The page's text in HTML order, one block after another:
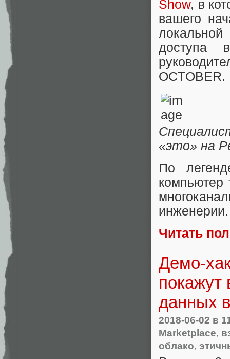
Show, в
вашего
доступа
OCTOBER.
«это» на
По
компьютер
инженерии.
Читать
Демо-
данных
2018-06-02 в
Marketplace,
облако,